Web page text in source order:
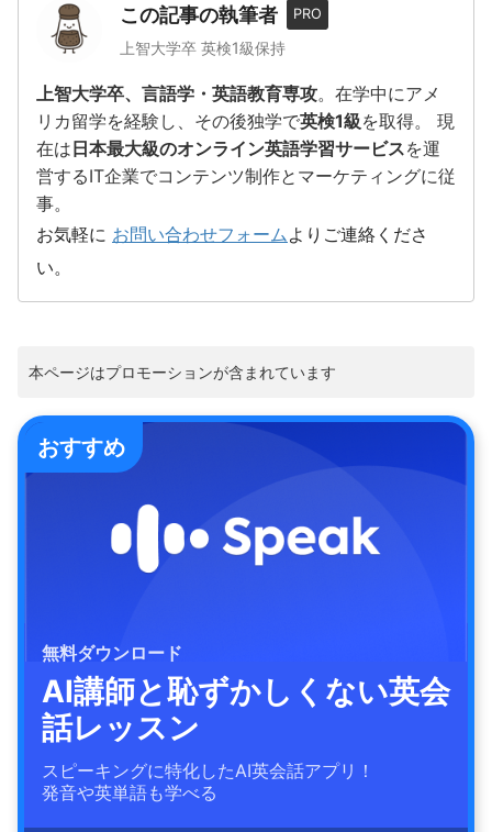
この記事の執筆者 PRO
上智大学卒 英検1級保持
上智大学卒、言語学・英語教育専攻。在学中にアメ
リカ留学を経験し、その後独学で英検1級を取得。 現
在は日本最大級のオンライン英語学習サービスを運
営するIT企業でコンテンツ制作とマーケティングに従
事。
お気軽に お問い合わせフォーム よりご連絡くださ
い。
本ページはプロモーションが含まれています
おすすめ
無料ダウンロード
AI講師と恥ずかしくない英会
話レッスン
スピーキングに特化したAI英会話アプリ！
発音や英単語も学べる